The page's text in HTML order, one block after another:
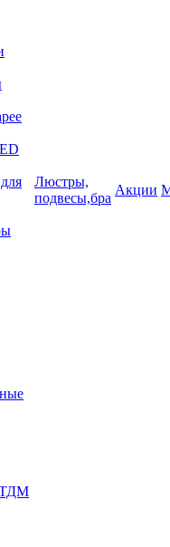
ТДМ
Люстры,
подвесы,бра
Акции